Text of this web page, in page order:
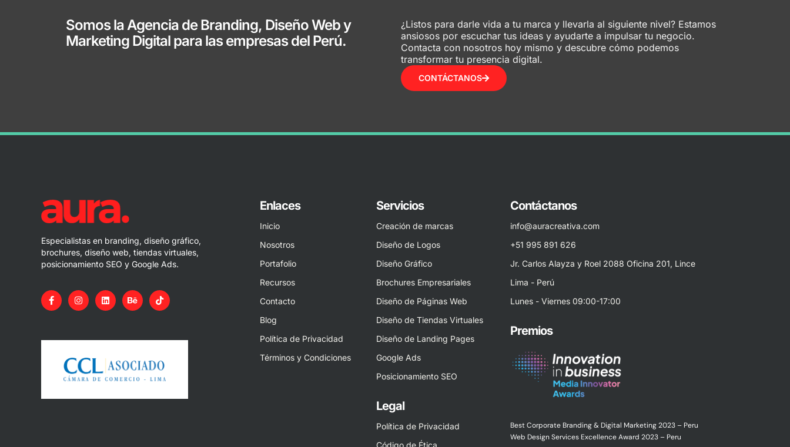
Somos la Agencia de Branding, Diseño Web y
Marketing Digital para las empresas del Perú.
¿Listos para darle vida a tu marca y llevarla al siguiente nivel? Estamos
ansiosos por escuchar tus ideas y ayudarte a impulsar tu negocio.
Contacta con nosotros hoy mismo y descubre cómo podemos
transformar tu presencia digital.
CONTÁCTANOS
Especialistas en branding, diseño gráfico,
brochures, diseño web, tiendas virtuales,
posicionamiento SEO y Google Ads.
Enlaces
Inicio
Nosotros
Portafolio
Recursos
Contacto
Blog
Política de Privacidad
Términos y Condiciones
Servicios
Creación de marcas
Diseño de Logos
Diseño Gráfico
Brochures Empresariales
Diseño de Páginas Web
Diseño de Tiendas Virtuales
Diseño de Landing Pages
Google Ads
Posicionamiento SEO
Legal
Política de Privacidad
Código de Ética
Contáctanos
info@auracreativa.com
+51 995 891 626
Jr. Carlos Alayza y Roel 2088 Oficina 201, Lince
Lima - Perú
Lunes - Viernes 09:00-17:00
Premios
Best Corporate Branding & Digital Marketing 2023 – Peru
Web Design Services Excellence Award 2023 – Peru